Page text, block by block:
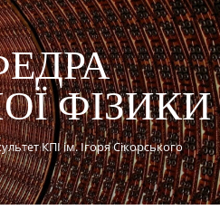
ФІЗИКИ
КПІ ім. Ігоря Сікорського